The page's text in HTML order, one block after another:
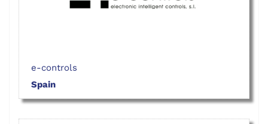
e-controls
Spain